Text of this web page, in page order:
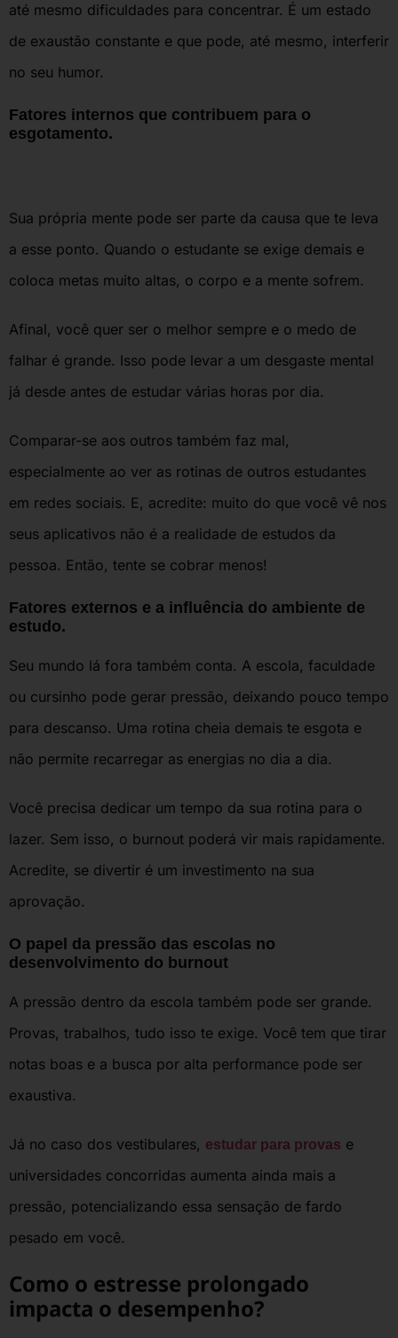
até mesmo dificuldades para concentrar. É um estado
de exaustão constante e que pode, até mesmo, interferir
no seu humor.
Fatores internos que contribuem para o
esgotamento.
Sua própria mente pode ser parte da causa que te leva
a esse ponto. Quando o estudante se exige demais e
coloca metas muito altas, o corpo e a mente sofrem.
Afinal, você quer ser o melhor sempre e o medo de
falhar é grande. Isso pode levar a um desgaste mental
já desde antes de estudar várias horas por dia.
Comparar-se aos outros também faz mal,
especialmente ao ver as rotinas de outros estudantes
em redes sociais. E, acredite: muito do que você vê nos
seus aplicativos não é a realidade de estudos da
pessoa. Então, tente se cobrar menos!
Fatores externos e a influência do ambiente de
estudo.
Seu mundo lá fora também conta. A escola, faculdade
ou cursinho pode gerar pressão, deixando pouco tempo
para descanso. Uma rotina cheia demais te esgota e
não permite recarregar as energias no dia a dia.
Você precisa dedicar um tempo da sua rotina para o
lazer. Sem isso, o burnout poderá vir mais rapidamente.
Acredite, se divertir é um investimento na sua
aprovação.
O papel da pressão das escolas no
desenvolvimento do burnout
A pressão dentro da escola também pode ser grande.
Provas, trabalhos, tudo isso te exige. Você tem que tirar
notas boas e a busca por alta performance pode ser
exaustiva.
Já no caso dos vestibulares, estudar para provas e
universidades concorridas aumenta ainda mais a
pressão, potencializando essa sensação de fardo
pesado em você.
Como o estresse prolongado
impacta o desempenho?